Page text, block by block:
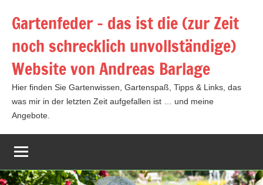
InhaltGartenfeder – das ist die (zur Zeit
noch schrecklich unvollständige)
Website von Andreas Barlage
Hier finden Sie Gartenwissen, Gartenspaß, Tipps & Links, das
was mir in der letzten Zeit aufgefallen ist … und meine
Angebote.